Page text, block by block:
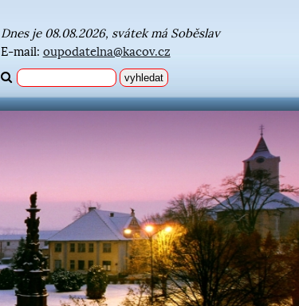
Dnes je 08.08.2026, svátek má Soběslav
E-mail: oupodatelna@kacov.cz